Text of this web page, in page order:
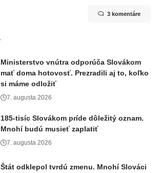
3 komentáre
Ministerstvo vnútra odporúča Slovákom
mať doma hotovosť. Prezradili aj to, koľko
si máme odložiť
7. augusta 2026
185-tisíc Slovákom príde dôležitý oznam.
Mnohí budú musieť zaplatiť
7. augusta 2026
Štát odklepol tvrdú zmenu. Mnohí Slováci